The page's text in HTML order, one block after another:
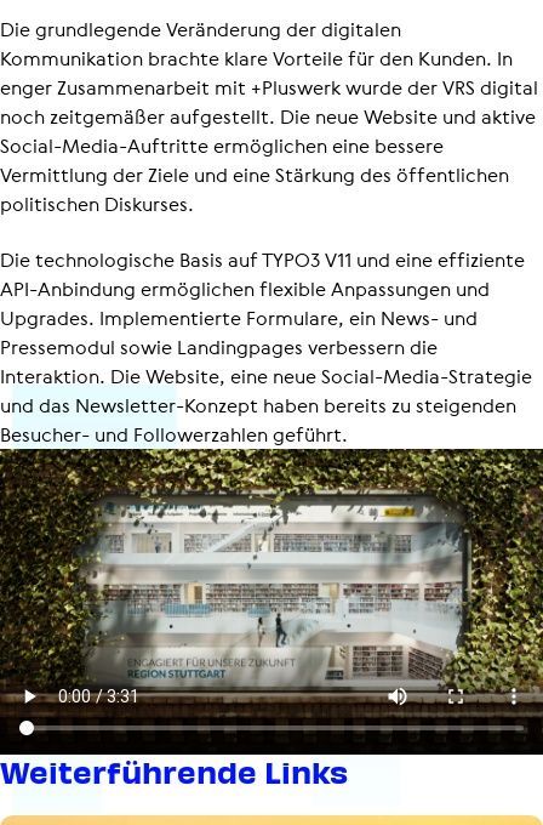
Die grundlegende Veränderung der digitalen
Kommunikation brachte klare Vorteile für den Kunden. In
enger Zusammenarbeit mit +Pluswerk wurde der VRS digital
noch zeitgemäßer aufgestellt. Die neue Website und aktive
Social-Media-Auftritte ermöglichen eine bessere
Vermittlung der Ziele und eine Stärkung des öffentlichen
politischen Diskurses.
Die technologische Basis auf TYPO3 V11 und eine effiziente
API-Anbindung ermöglichen flexible Anpassungen und
Upgrades. Implementierte Formulare, ein News- und
Pressemodul sowie Landingpages verbessern die
Interaktion. Die Website, eine neue Social-Media-Strategie
und das Newsletter-Konzept haben bereits zu steigenden
Besucher- und Followerzahlen geführt.
Weiter­füh­rende Links